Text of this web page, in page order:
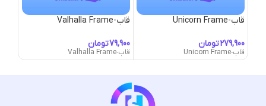
قاب-Unicorn Frame
تومان
قاب-Unicorn Frame
قاب-Valhalla Frame
تومان
قاب-Valhalla Frame